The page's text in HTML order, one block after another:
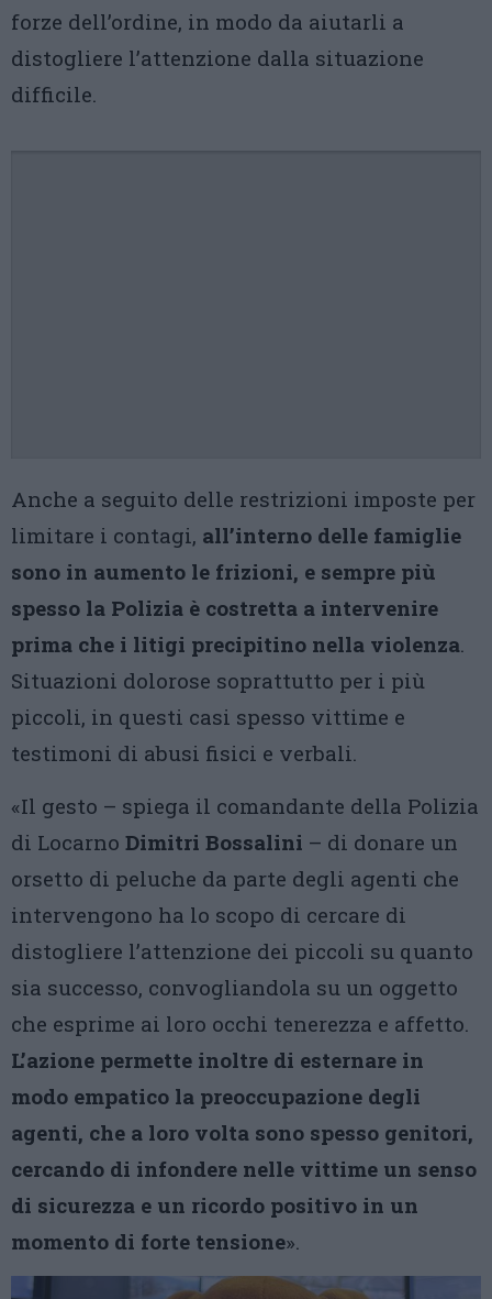
forze dell’ordine, in modo da aiutarli a
distogliere l’attenzione dalla situazione
difficile.
Anche a seguito delle restrizioni imposte per
limitare i contagi, all’interno delle famiglie
sono in aumento le frizioni, e sempre più
spesso la Polizia è costretta a intervenire
prima che i litigi precipitino nella violenza.
Situazioni dolorose soprattutto per i più
piccoli, in questi casi spesso vittime e
testimoni di abusi fisici e verbali.
«Il gesto – spiega il comandante della Polizia
di Locarno Dimitri Bossalini – di donare un
orsetto di peluche da parte degli agenti che
intervengono ha lo scopo di cercare di
distogliere l’attenzione dei piccoli su quanto
sia successo, convogliandola su un oggetto
che esprime ai loro occhi tenerezza e affetto.
L’azione permette inoltre di esternare in
modo empatico la preoccupazione degli
agenti, che a loro volta sono spesso genitori,
cercando di infondere nelle vittime un senso
di sicurezza e un ricordo positivo in un
momento di forte tensione».